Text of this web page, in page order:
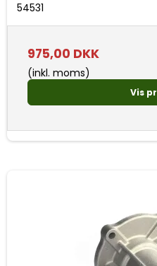
54531
975,00 DKK
(inkl. moms)
Vis